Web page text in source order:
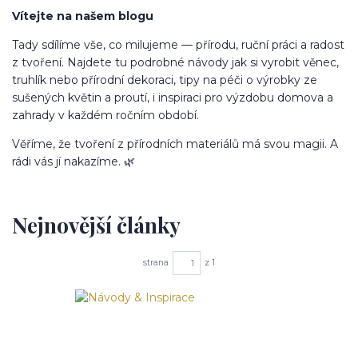
Vítejte na našem blogu
Tady sdílíme vše, co milujeme — přírodu, ruční práci a radost
z tvoření. Najdete tu podrobné návody jak si vyrobit věnec,
truhlík nebo přírodní dekoraci, tipy na péči o výrobky ze
sušených květin a proutí, i inspiraci pro výzdobu domova a
zahrady v každém ročním období.
Věříme, že tvoření z přírodních materiálů má svou magii. A
rádi vás jí nakazíme. 🌿
Nejnovější články
strana z 1